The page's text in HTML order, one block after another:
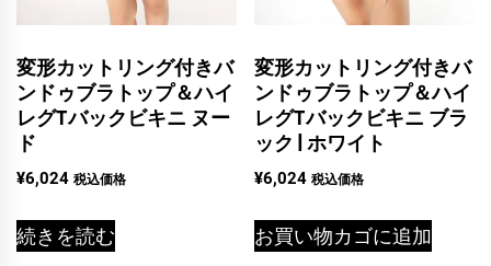
変形カットリング付きバ
ンドゥブラトップ＆ハイ
レグTバックビキニ ヌー
ド
¥6,024 税込価格
続きを読む
変形カットリング付きバ
ンドゥブラトップ＆ハイ
レグTバックビキニ ブラ
ック | ホワイト
¥6,024 税込価格
お買い物カゴに追加